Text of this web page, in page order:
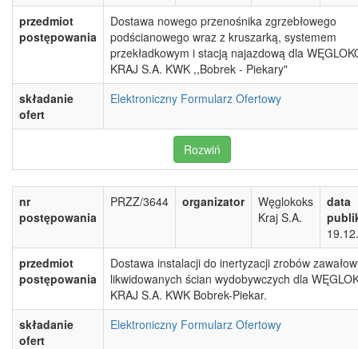
przedmiot
postępowania
Dostawa nowego przenośnika zgrzebłowego
podścianowego wraz z kruszarką, systemem
przekładkowym i stacją najazdową dla
KRAJ S.A. KWK ,,Bobrek - Piekary"
składanie
ofert
Elektroniczny Formularz Ofertowy
Rozwiń
nr
postępowania
PRZZ/3644 organizator
Węglokoks
Kraj S.A.
data
przedmiot
postępowania
Dostawa instalacji do inertyzacji zrobów
likwidowanych ścian wydobywczych dla
KRAJ S.A. KWK Bobrek-Piekar.
składanie
ofert
Elektroniczny Formularz Ofertowy